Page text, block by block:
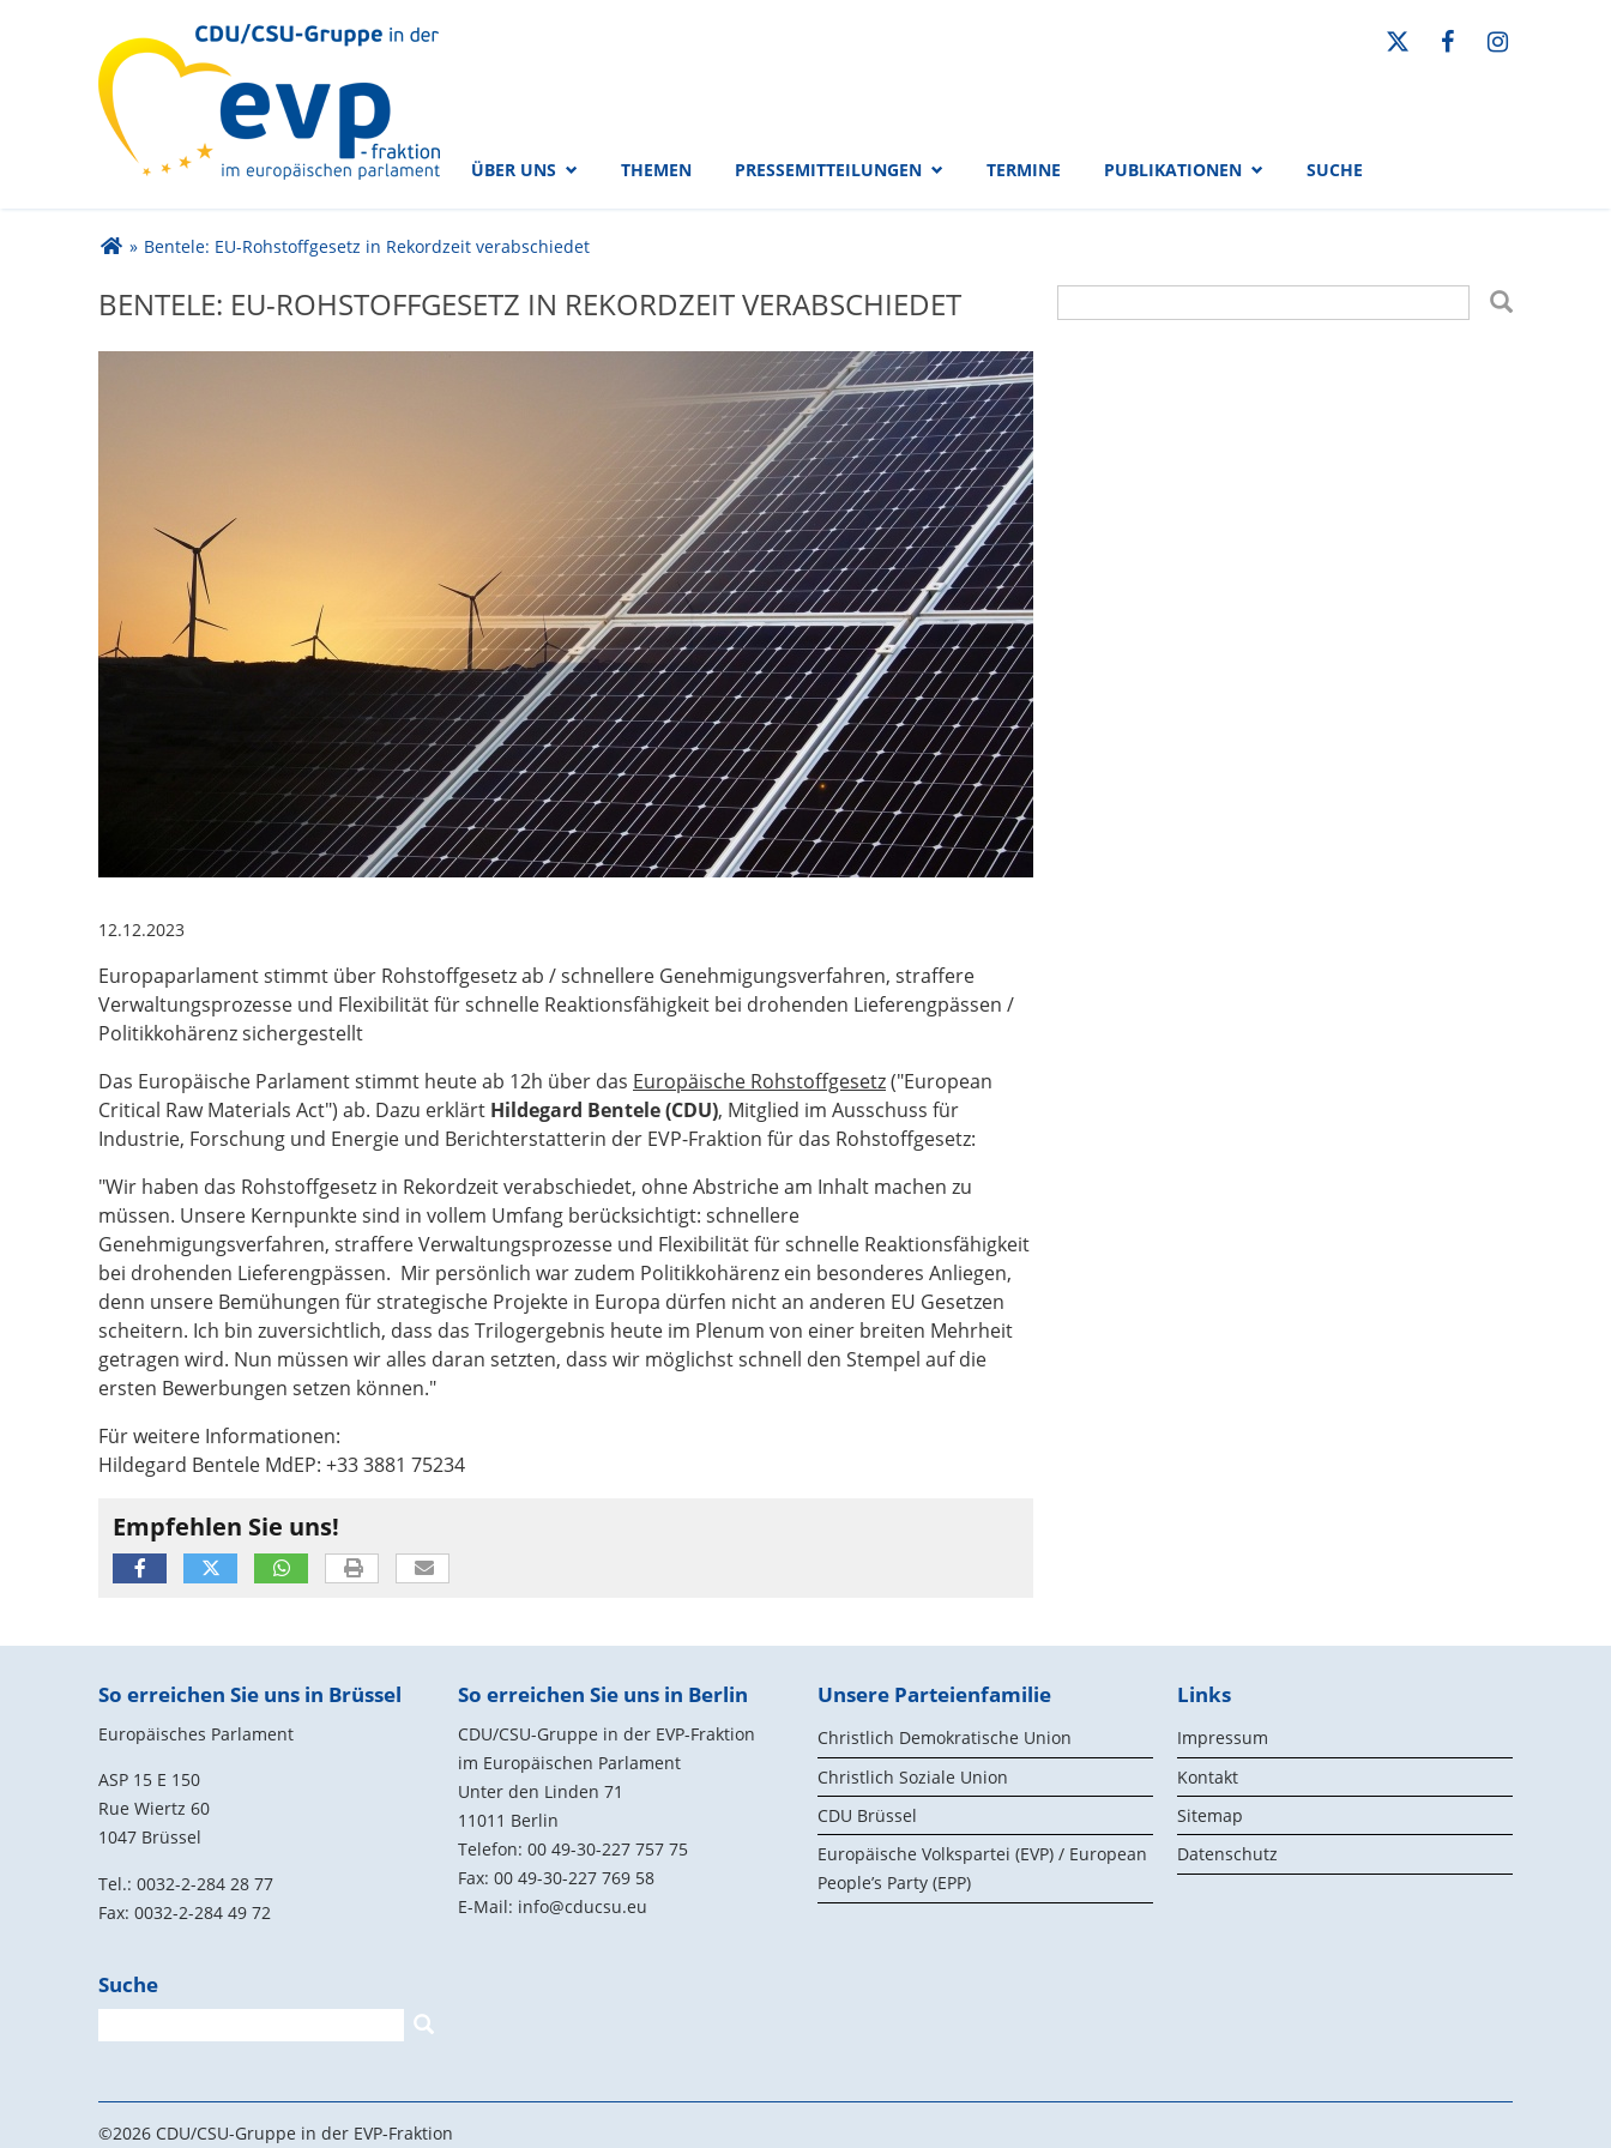
CDU/CSU-Gruppe in der EVP-Fraktion
im Europäischen Parlament
ÜBER UNS THEMEN PRESSEMITTEILUNGEN TERMINE PUBLIKATIONEN SUCHE
Sie sind hier
» Bentele: EU-Rohstoffgesetz in Rekordzeit verabschiedet
BENTELE: EU-ROHSTOFFGESETZ IN REKORDZEIT VERABSCHIEDET
12.12.2023
Europaparlament stimmt über Rohstoffgesetz ab / schnellere Genehmigungsverfahren, straffere
Verwaltungsprozesse und Flexibilität für schnelle Reaktionsfähigkeit bei drohenden Lieferengpässen /
Politikkohärenz sichergestellt
Das Europäische Parlament stimmt heute ab 12h über das Europäische Rohstoffgesetz("European
Critical Raw Materials Act") ab. Dazu erklärt Hildegard Bentele (CDU), Mitglied im Ausschuss für
Industrie, Forschung und Energie und Berichterstatterin der EVP-Fraktion für das Rohstoffgesetz:
"Wir haben das Rohstoffgesetz in Rekordzeit verabschiedet, ohne Abstriche am Inhalt machen zu
müssen. Unsere Kernpunkte sind in vollem Umfang berücksichtigt: schnellere
Genehmigungsverfahren, straffere Verwaltungsprozesse und Flexibilität für schnelle Reaktionsfähigkeit
bei drohenden Lieferengpässen. Mir persönlich war zudem Politikkohärenz ein besonderes Anliegen,
denn unsere Bemühungen für strategische Projekte in Europa dürfen nicht an anderen EU Gesetzen
scheitern. Ich bin zuversichtlich, dass das Trilogergebnis heute im Plenum von einer breiten Mehrheit
getragen wird. Nun müssen wir alles daran setzten, dass wir möglichst schnell den Stempel auf die
ersten Bewerbungen setzen können."
Für weitere Informationen:
Hildegard Bentele MdEP: +33 3881 75234
Empfehlen Sie uns!
Suchformular
Fußbereich
So erreichen Sie uns in Brüssel
Europäisches Parlament
ASP 15 E 150
Rue Wiertz 60
1047 Brüssel
Tel.: 0032-2-284 28 77
Fax: 0032-2-284 49 72
So erreichen Sie uns in Berlin
CDU/CSU-Gruppe in der EVP-Fraktion
im Europäischen Parlament
Unter den Linden 71
11011 Berlin
Telefon: 00 49-30-227 757 75
Fax: 00 49-30-227 769 58
E-Mail: info@cducsu.eu
Unsere Parteienfamilie
Christlich Demokratische Union
Christlich Soziale Union
CDU Brüssel
Europäische Volkspartei (EVP) / European
People’s Party (EPP)
Links
Impressum
Kontakt
Sitemap
Datenschutz
Suche
©2026 CDU/CSU-Gruppe in der EVP-Fraktion